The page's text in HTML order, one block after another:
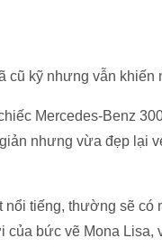
Mercedes-Benz
nhưng vừa đẹp lại
tiếng, thường sẽ có
của bức vẽ Mona